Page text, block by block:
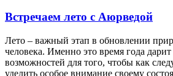
Встречаем лето с Аюрведой
Лето – важный этап в обновлении
человека. Именно это время года
возможностей для того, чтобы как
уделить особое внимание своему